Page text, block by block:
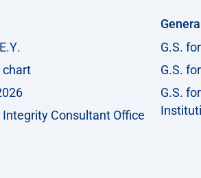
chart
Consultant Office
G.S.
G.S.
G.S.